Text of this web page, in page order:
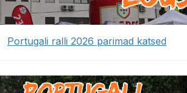
Portugali ralli 2026 parimad katsed